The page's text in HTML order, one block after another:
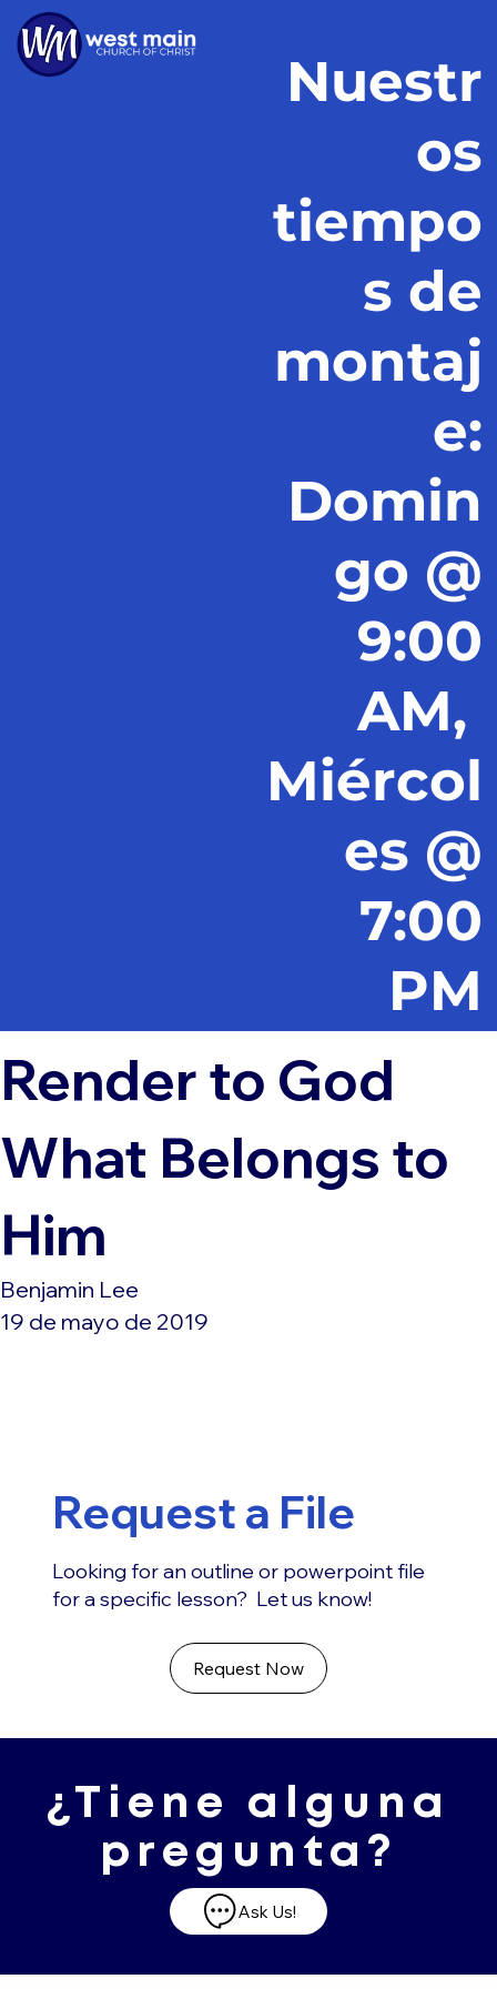
Nuestr
os
tiempo
s de
montaj
e:
Domin
go @
9:00
AM,
Miércol
es @
7:00
PM
Render to God
What Belongs to
Him
Benjamin Lee
19 de mayo de 2019
Request a File
Looking for an outline or powerpoint file
for a specific lesson? Let us know!
Request Now
¿Tiene alguna
pregunta?
Ask Us!